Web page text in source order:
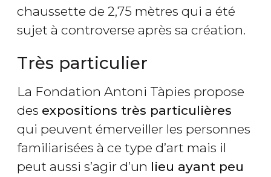
chaussette de 2,75 mètres qui a été
sujet à controverse après sa création.
Très particulier
La Fondation Antoni Tàpies propose
des expositions très particulières
qui peuvent émerveiller les personnes
familiarisées à ce type d’art mais il
peut aussi s’agir d’un lieu ayant peu